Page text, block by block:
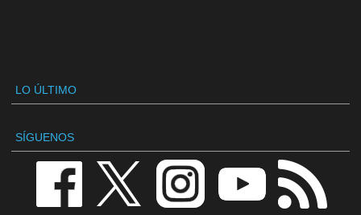
LO ÚLTIMO
SÍGUENOS